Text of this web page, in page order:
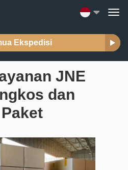
Ekspedisi
JNE
dan